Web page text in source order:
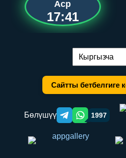
Аср
17:41
Тилди
Сайтты бетбелгиге
Бөлүшүү Telegram orqali ulashish
WhatsApp orqali
1997